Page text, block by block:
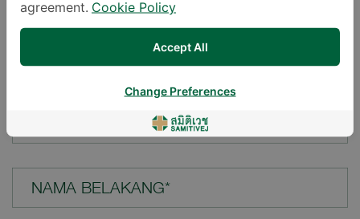
PERTANYAAN ANDA*
NAMA BELAKANG*
agreement. Cookie Policy
Accept All
Change Preferences